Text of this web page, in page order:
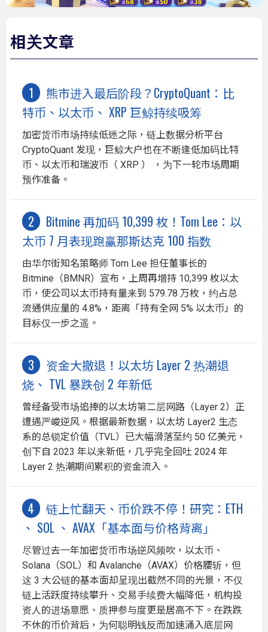
相关文章
熊市进入最后阶段？CryptoQuant：比
特币、以太币、 XRP 巨鲸持续吸筹
加密货币市场持续低迷之际，链上数据分析平台
CryptoQuant 发现，巨鲸大户也在不断逢低加码比特
币、以太币和瑞波币（ XRP ） ，为下一轮市场周期
预作准备。
Bitmine 再加码 10,399 枚！Tom Lee：以
太币 7 月表现跑赢那斯达克 100 指数
由华尔街知名策略师 Tom Lee 担任董事长的
Bitmine（BMNR）宣布，上周再增持 10,399 枚以太
币，使公司以太币持有量来到 579.78 万枚，约占总
流通供应量的 4.8%，距离「持有全网 5% 以太币」的
目标仅一步之遥。
资金大撤退！以太坊 Layer 2 热潮退
烧、 TVL 暴跌创 2 年新低
曾经备受市场追捧的以太坊第二层网路（Layer 2）正
遭遇严峻逆风。根据最新数据，以太坊 Layer2 生态
系的总锁定价值（TVL）已大幅滑落至约 50 亿美元，
创下自 2023 年以来新低，几乎完全回吐 2024 年
Layer 2 热潮期间累积的资金流入。
链上忙翻天、币价跌不停！研究：ETH
、 SOL 、 AVAX「基本面与价格背离」
尽管过去一年加密货币市场逆风频吹，以太币、
Solana（SOL）和 Avalanche（AVAX）价格腰斩，但
这 3 大公链的基本面却呈现出截然不同的光景，不仅
链上活跃度持续攀升、交易手续费大幅降低，机构投
资人的进场意愿、质押参与度更是居高不下。在跌跌
不休的币价背后，为何聪明钱反而加速涌入底层网